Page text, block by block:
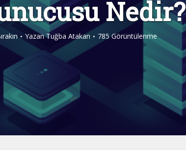
Nedir?
YazanTuğba Atakan 785 Görüntülenme